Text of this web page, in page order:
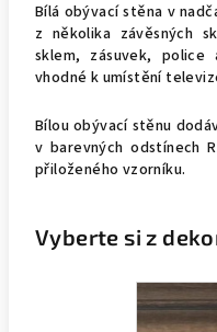
Bílá obývací stěna v
z několika závěsných
sklem, zásuvek,
vhodné k umístění
Bílou obývací stěnu
v barevných odstínech
přiloženého vzorníku.
Vyberte si z